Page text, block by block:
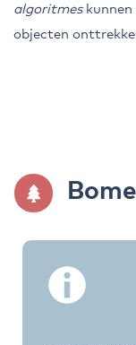
algoritmeskunnen
objecten